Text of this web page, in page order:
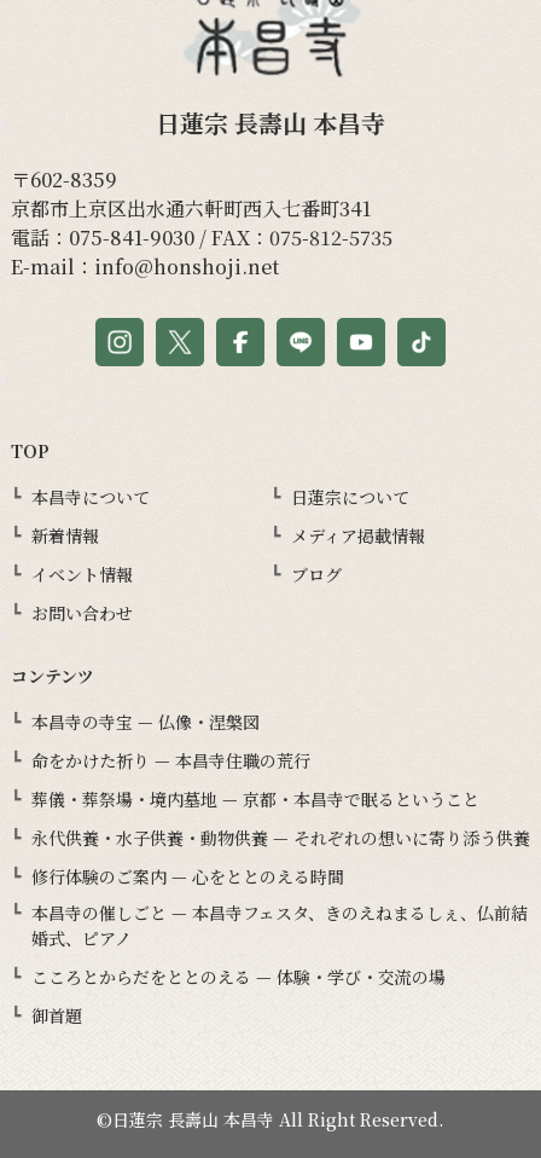
日蓮宗 長壽山 本昌寺
〒602-8359
京都市上京区出水通六軒町西入七番町341
電話： 075-841-9030/ FAX：075-812-5735
E-mail： info@honshoji.net
TOP
本昌寺について
日蓮宗について
新着情報
メディア掲載情報
イベント情報
ブログ
お問い合わせ
コンテンツ
本昌寺の寺宝 — 仏像・涅槃図
命をかけた祈り — 本昌寺住職の荒行
葬儀・葬祭場・境内墓地 — 京都・本昌寺で眠るということ
永代供養・水子供養・動物供養 — それぞれの想いに寄り添う供養
修行体験のご案内 — 心をととのえる時間
本昌寺の催しごと — 本昌寺フェスタ、きのえねまるしぇ、仏前結
婚式、ピアノ
こころとからだをととのえる — 体験・学び・交流の場
御首題
©日蓮宗 長壽山 本昌寺 All Right Reserved.